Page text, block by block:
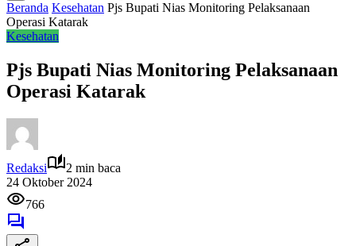
Beranda Kesehatan Pjs Bupati Nias Monitoring Pelaksanaan
Operasi Katarak
Kesehatan
Pjs Bupati Nias Monitoring Pelaksanaan
Operasi Katarak
Redaksi
2 min baca
24 Oktober 2024
766